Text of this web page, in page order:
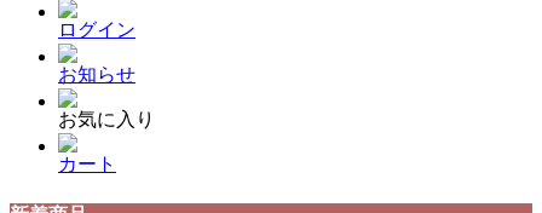
ログイン
お知らせ
お気に入り
カート